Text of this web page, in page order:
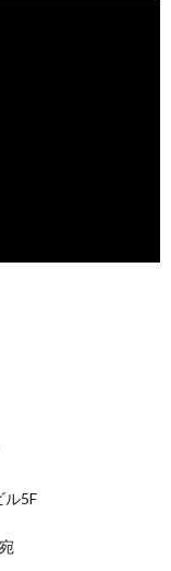
ル5F